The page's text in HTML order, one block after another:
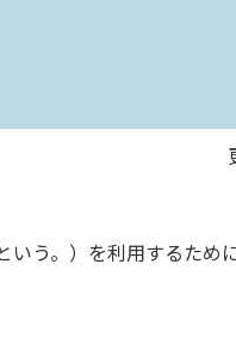
う。）を利用するため